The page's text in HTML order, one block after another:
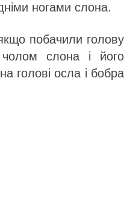
ногами слона.
побачили голову
слона і його
голові осла і бобра